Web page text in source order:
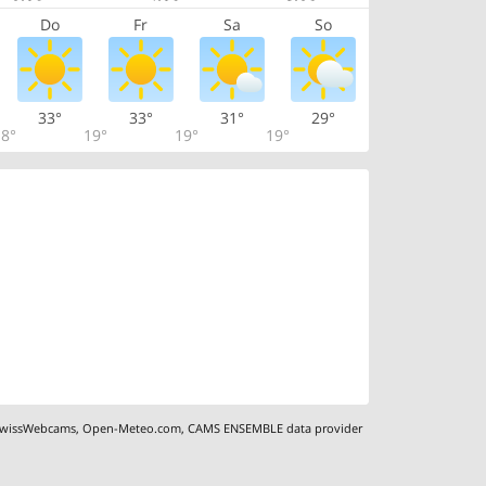
Do Fr Sa So
33°
19°
33°
19°
31°
19°
29°
,Open-Meteo.com,CAMS ENSEMBLE data provider